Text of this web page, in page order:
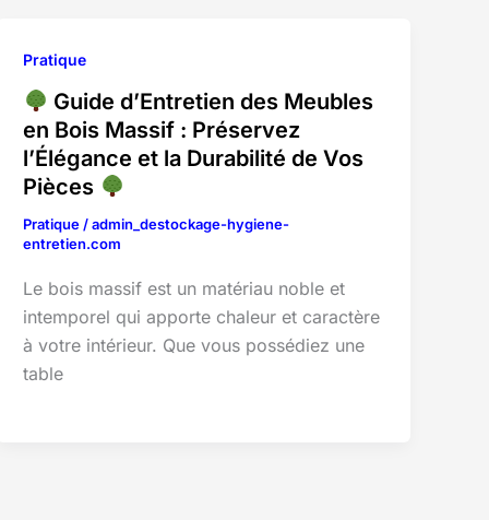
Pratique
Guide d’Entretien des Meubles
en Bois Massif : Préservez
l’Élégance et la Durabilité de Vos
Pièces
Pratique /admin_destockage-hygiene-
entretien.com
Le bois massif est un matériau noble et
intemporel qui apporte chaleur et caractère
à votre intérieur. Que vous possédiez une
table